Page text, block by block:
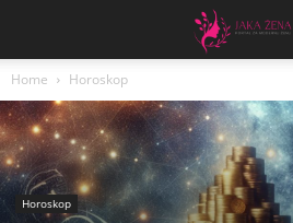
Home Horoskop
Horoskop